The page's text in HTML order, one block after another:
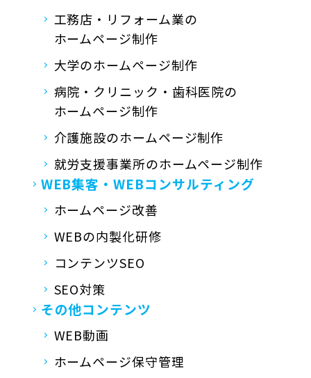
工務店・リフォーム業の
ホームページ制作
大学のホームページ制作
病院・クリニック・歯科医院の
ホームページ制作
介護施設のホームページ制作
就労支援事業所のホームページ制作
WEB集客・WEBコンサルティング
ホームページ改善
WEBの内製化研修
コンテンツSEO
SEO対策
その他コンテンツ
WEB動画
ホームページ保守管理